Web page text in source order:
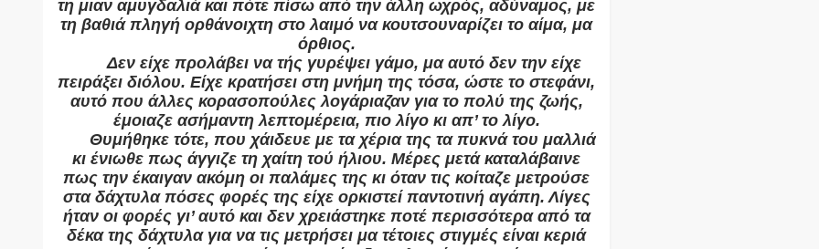
τη μιαν αμυγδαλιά και πότε πίσω από την άλλη ωχρός, αδύναμος, με
τη βαθιά πληγή ορθάνοιχτη στο λαιμό να κουτσουναρίζει το αίμα, μα
όρθιος.
Δεν είχε προλάβει να τής γυρέψει γάμο, μα αυτό δεν την είχε
πειράξει διόλου. Είχε κρατήσει στη μνήμη της τόσα, ώστε το στεφάνι,
αυτό που άλλες κορασοπούλες λογάριαζαν για το πολύ της ζωής,
έμοιαζε ασήμαντη λεπτομέρεια, πιο λίγο κι απ’ το λίγο.
Θυμήθηκε τότε, που χάιδευε με τα χέρια της τα πυκνά του μαλλιά
κι ένιωθε πως άγγιζε τη χαίτη τού ήλιου. Μέρες μετά καταλάβαινε
πως την έκαιγαν ακόμη οι παλάμες της κι όταν τις κοίταζε μετρούσε
στα δάχτυλα πόσες φορές της είχε ορκιστεί παντοτινή αγάπη. Λίγες
ήταν οι φορές γι’ αυτό και δεν χρειάστηκε ποτέ περισσότερα από τα
δέκα της δάχτυλα για να τις μετρήσει μα τέτοιες στιγμές είναι κεριά